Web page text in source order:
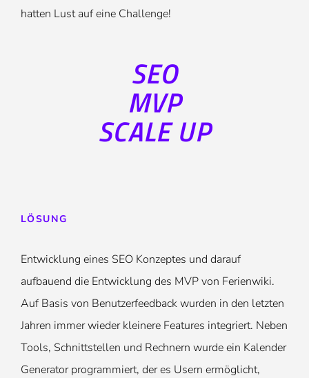
hatten Lust auf eine Challenge!
SEO
MVP
SCALE UP
LÖSUNG
Entwicklung eines SEO Konzeptes und darauf
aufbauend die Entwicklung des MVP von Ferienwiki.
Auf Basis von Benutzerfeedback wurden in den letzten
Jahren immer wieder kleinere Features integriert. Neben
Tools, Schnittstellen und Rechnern wurde ein Kalender
Generator programmiert, der es Usern ermöglicht,